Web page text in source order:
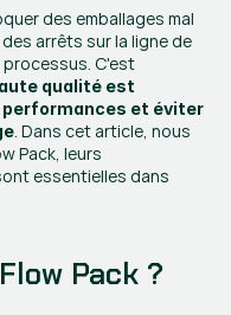
des emballages mal
arrêts sur la ligne de
C'est
qualité est
et éviter
. Dans cet article, nous
Pack, leurs
essentielles dans
Pack ?